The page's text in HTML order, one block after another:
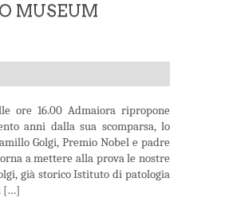
MUSEUM
ore 16.00 Admaiora ripropone
anni dalla sua scomparsa, lo
Golgi, Premio Nobel e padre
a mettere alla prova le nostre
già storico Istituto di patologia
[…]